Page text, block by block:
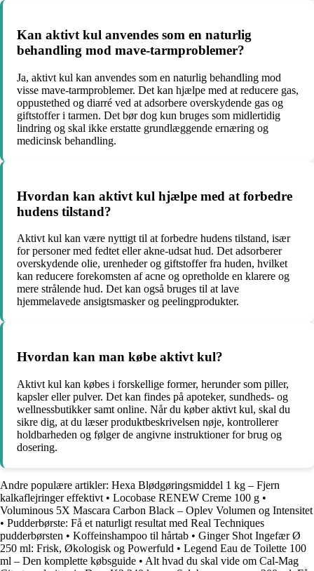
Kan aktivt kul anvendes som en naturlig
behandling mod mave-tarmproblemer?
Ja, aktivt kul kan anvendes som en naturlig behandling mod
visse mave-tarmproblemer. Det kan hjælpe med at reducere gas,
oppustethed og diarré ved at adsorbere overskydende gas og
giftstoffer i tarmen. Det bør dog kun bruges som midlertidig
lindring og skal ikke erstatte grundlæggende ernæring og
medicinsk behandling.
Hvordan kan aktivt kul hjælpe med at forbedre
hudens tilstand?
Aktivt kul kan være nyttigt til at forbedre hudens tilstand, især
for personer med fedtet eller akne-udsat hud. Det adsorberer
overskydende olie, urenheder og giftstoffer fra huden, hvilket
kan reducere forekomsten af acne og opretholde en klarere og
mere strålende hud. Det kan også bruges til at lave
hjemmelavede ansigtsmasker og peelingprodukter.
Hvordan kan man købe aktivt kul?
Aktivt kul kan købes i forskellige former, herunder som piller,
kapsler eller pulver. Det kan findes på apoteker, sundheds- og
wellnessbutikker samt online. Når du køber aktivt kul, skal du
sikre dig, at du læser produktbeskrivelsen nøje, kontrollerer
holdbarheden og følger de angivne instruktioner for brug og
dosering.
Andre populære artikler: Hexa Blødgøringsmiddel 1 kg – Fjern
kalkaflejringer effektivt • Locobase RENEW Creme 100 g •
Voluminous 5X Mascara Carbon Black – Oplev Volumen og Intensitet
• Pudderbørste: Få et naturligt resultat med Real Techniques
pudderbørsten • Koffeinshampoo til hårtab • Ginger Shot Ingefær Ø
250 ml: Frisk, Økologisk og Powerfuld • Legend Eau de Toilette 100
ml – Den komplette købsguide • Alt hvad du skal vide om Cal-Mag